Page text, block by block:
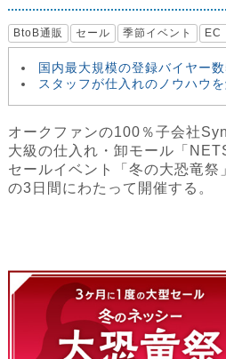
BtoB通販 セール 季節イベント EC
国内最大規模の登録バイヤー
スタッフが仕入れのノウハウを
オークファンの100％子会社
大級の仕入れ・卸モール「
セールイベント「冬の大恐竜祭
の3日間にわたって開催する。